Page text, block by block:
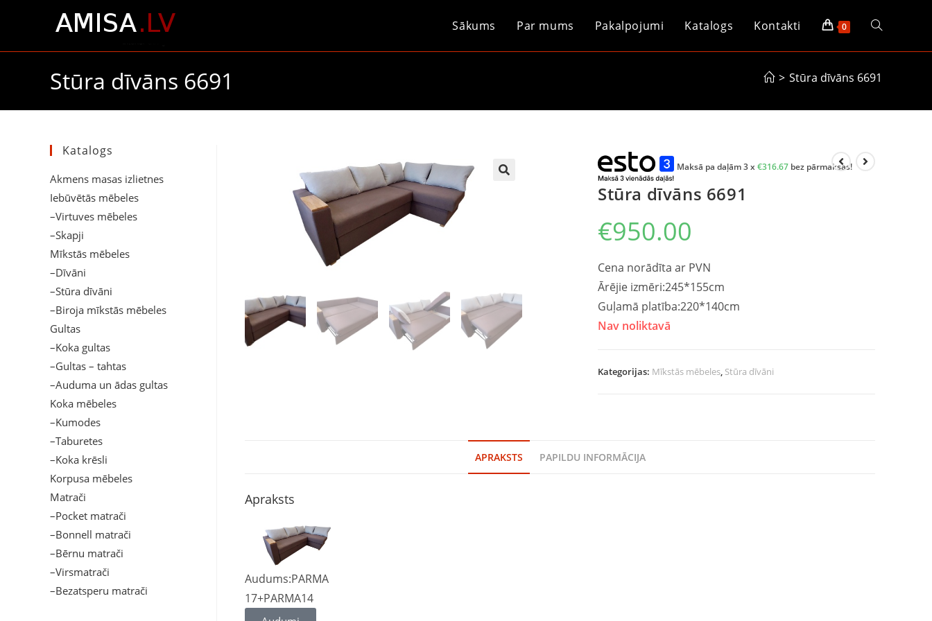
Sākums Par mums Pakalpojumi Katalogs Kontakti 0
Stūra dīvāns 6691 > Stūra dīvāns 6691
Maksā pa daļām 3 x€316.67 bez pārmaksas!
Stūra dīvāns 6691
€950.00
Cena norādīta ar PVN
Ārējie izmēri:245*155cm
Guļamā platība:220*140cm
Nav noliktavā
Kategorijas: Mīkstās mēbeles, Stūra dīvāni
APRAKSTS PAPILDU INFORMĀCIJA
Apraksts
Audums:PARMA
17+PARMA14
Katalogs
Akmens masas izlietnes
Iebūvētās mēbeles
–Virtuves mēbeles
–Skapji
Mīkstās mēbeles
–Dīvāni
–Stūra dīvāni
–Biroja mīkstās mēbeles
Gultas
–Koka gultas
–Gultas – tahtas
–Auduma un ādas gultas
Koka mēbeles
–Kumodes
–Taburetes
–Koka krēsli
Korpusa mēbeles
Matrači
–Pocket matrači
–Bonnell matrači
–Bērnu matrači
–Virsmatrači
–Bezatsperu matrači